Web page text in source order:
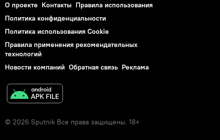
О проекте Контакты Правила использования
Политика конфиденциальности
Политика использования Cookie
Правила применения рекомендательных
технологий
Новости компаний Обратная связь Реклама
© 2026 Sputnik Все права защищены. 18+